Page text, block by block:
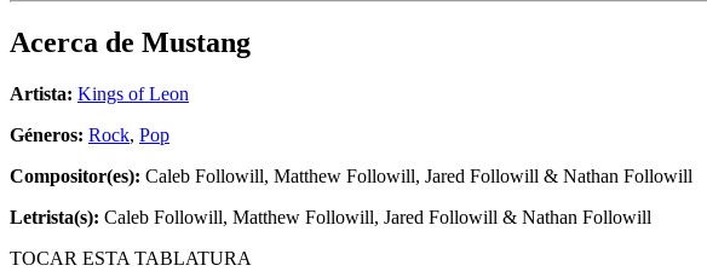
Acerca de Mustang
Artista: Kings of Leon
Géneros: Rock, Pop
Compositor(es): Caleb Followill, Matthew Followill, Jared Followill & Nathan Followill
Letrista(s): Caleb Followill, Matthew Followill, Jared Followill & Nathan Followill
TOCAR ESTA TABLATURA